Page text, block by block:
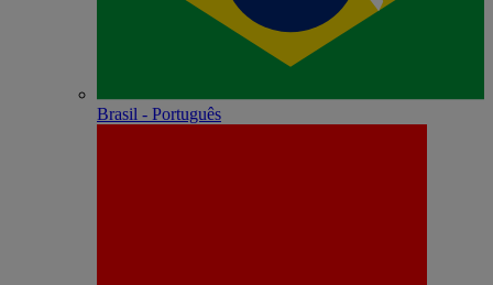
Brasil - Português